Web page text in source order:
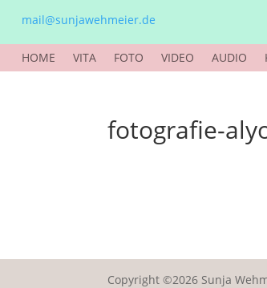
mail@sunjawehmeier.de
HOME VITA FOTO VIDEO AUDIO
fotografie-
Copyright ©2026 Sunja